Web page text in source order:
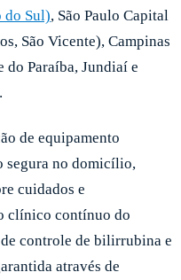
do Sul), São Paulo Capital
São Vicente), Campinas
do Paraíba, Jundiaí e
de equipamento
segura no domicílio,
cuidados e
clínico contínuo do
controle de bilirrubina e
através de